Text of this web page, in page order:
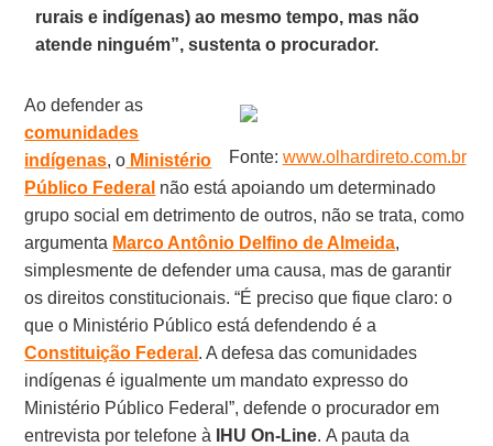
rurais e indígenas) ao mesmo tempo, mas não
atende ninguém”, sustenta o procurador.
Fonte: www.olhardireto.com.br
Ao defender as
comunidades
indígenas, o Ministério
Público Federal não está apoiando um determinado
grupo social em detrimento de outros, não se trata, como
argumenta Marco Antônio Delfino de Almeida,
simplesmente de defender uma causa, mas de garantir
os direitos constitucionais. “É preciso que fique claro: o
que o Ministério Público está defendendo é a
Constituição Federal . A defesa das comunidades
indígenas é igualmente um mandato expresso do
Ministério Público Federal”, defende o procurador em
entrevista por telefone à
IHU On-Line. A pauta da